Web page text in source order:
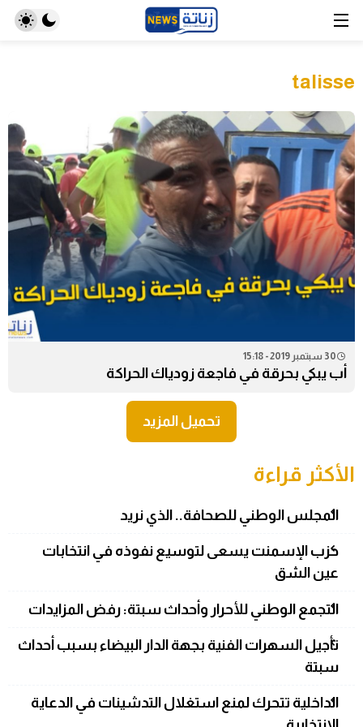
talisse
30 سبتمبر 2019 - 15:18
أب يبكي بحرقة في فاجعة زودياك الحراكة
تحميل المزيد
الأكثر قراءة
المجلس الوطني للصحافة.. الذي نريد
حزب الإسمنت يسعى لتوسيع نفوذه في انتخابات
عين الشق
التجمع الوطني للأحرار وأحداث سبتة: رفض المزايدات
تأجيل السهرات الفنية بجهة الدار البيضاء بسبب أحداث
سبتة
الداخلية تتحرك لمنع استغلال التدشينات في الدعاية